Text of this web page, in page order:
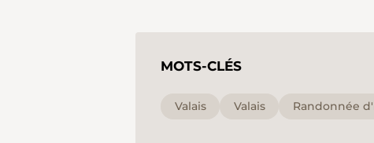
MOTS-CLÉS
Valais Valais Randonnée